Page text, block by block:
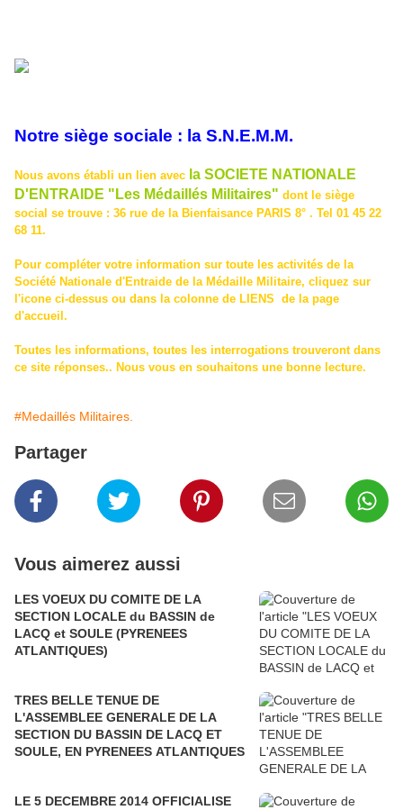
Notre siège sociale : la S.N.E.M.M.
Nous avons établi un lien avec la SOCIETE NATIONALE
D'ENTRAIDE "Les Médaillés Militaires" dont le siège
social se trouve : 36 rue de la Bienfaisance PARIS 8° . Tel 01 45 22
68 11.
Pour compléter votre information sur toute les activités de la
Société Nationale d'Entraide de la Médaille Militaire, cliquez sur
l'icone ci-dessus ou dans la colonne de LIENS de la page
d'accueil.
Toutes les informations, toutes les interrogations trouveront dans
ce site réponses.. Nous vous en souhaitons une bonne lecture.
#Medaillés Militaires.
Partager
Vous aimerez aussi
LES VOEUX DU COMITE DE LA
SECTION LOCALE du BASSIN de
LACQ et SOULE (PYRENEES
ATLANTIQUES)
TRES BELLE TENUE DE
L'ASSEMBLEE GENERALE DE LA
SECTION DU BASSIN DE LACQ ET
SOULE, EN PYRENEES ATLANTIQUES
LE 5 DECEMBRE 2014 OFFICIALISE